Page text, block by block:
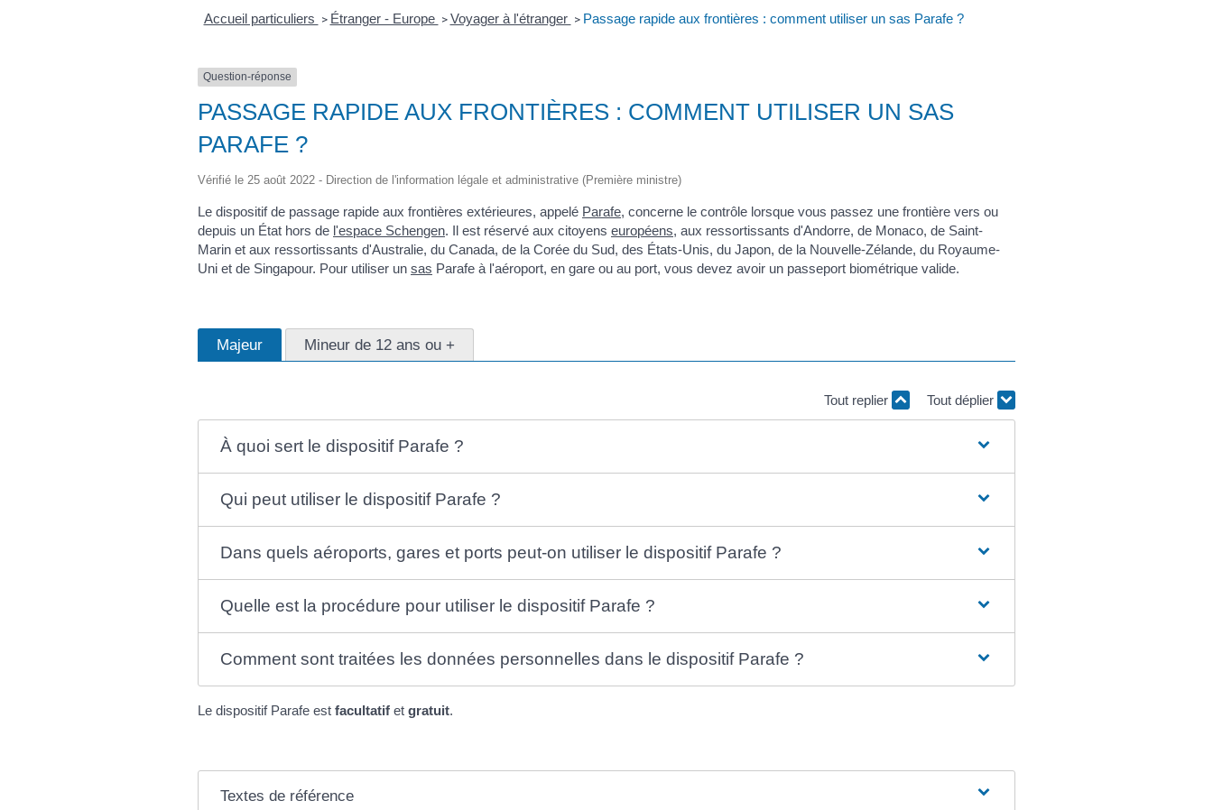
Accueil particuliers > Étranger - Europe > Voyager à l'étranger > Passage rapide aux frontières : comment utiliser un sas Parafe ?
Question-réponse
PASSAGE RAPIDE AUX FRONTIÈRES : COMMENT UTILISER UN SAS
PARAFE ?
Vérifié le 25 août 2022 - Direction de l'information légale et administrative (Première ministre)
Le dispositif de passage rapide aux frontières extérieures, appelé Parafe, concerne le contrôle lorsque vous passez une frontière vers ou
depuis un État hors de l'espace Schengen. Il est réservé aux citoyens européens, aux ressortissants d'Andorre, de Monaco, de Saint-
Marin et aux ressortissants d'Australie, du Canada, de la Corée du Sud, des États-Unis, du Japon, de la Nouvelle-Zélande, du Royaume-
Uni et de Singapour. Pour utiliser un sas Parafe à l'aéroport, en gare ou au port, vous devez avoir un passeport biométrique valide.
Majeur Mineur de 12 ans ou +
Tout replier Tout déplier
À quoi sert le dispositif Parafe ?
Qui peut utiliser le dispositif Parafe ?
Dans quels aéroports, gares et ports peut-on utiliser le dispositif Parafe ?
Quelle est la procédure pour utiliser le dispositif Parafe ?
Comment sont traitées les données personnelles dans le dispositif Parafe ?
Le dispositif Parafe est facultatif et gratuit.
Textes de référence